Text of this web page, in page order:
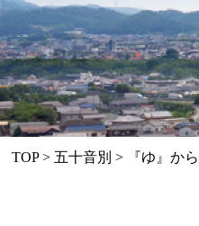
TOP> 五十音別 > 『ゆ』か